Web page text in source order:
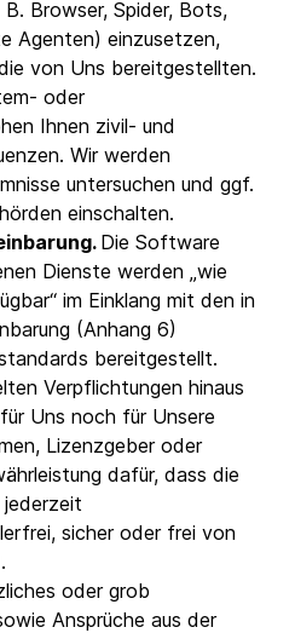
Browser, Spider, Bots,
Agenten) einzusetzen,
von Uns bereitgestellten.
oder
Ihnen zivil- und
Wir werden
untersuchen und ggf.
einschalten.
Die Software
Dienste werden „wie
im Einklang mit den in
(Anhang 6)
bereitgestellt.
Verpflichtungen hinaus
Uns noch für Unsere
Lizenzgeber oder
dafür, dass die
sicher oder frei von
oder grob
Ansprüche aus der